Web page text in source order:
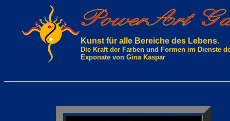
Kunst für alle Bereiche des Lebens.
Die Kraft der Farben und Formen im Dienste
Exponate von Gina Kaspar